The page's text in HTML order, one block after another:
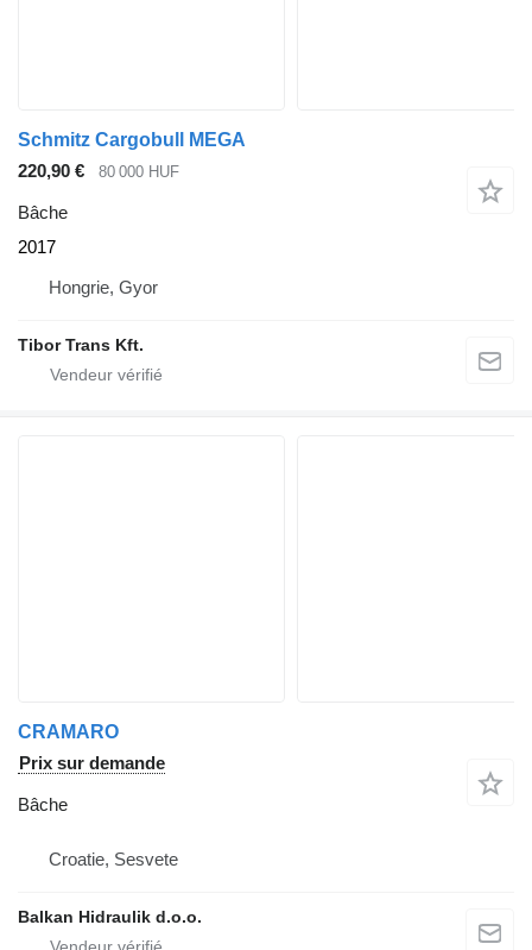
Schmitz Cargobull MEGA
220,90 €
80 000 HUF
Bâche
2017
Hongrie, Gyor
Tibor Trans Kft.
CRAMARO
Prix sur demande
Bâche
Croatie, Sesvete
Balkan Hidraulik d.o.o.